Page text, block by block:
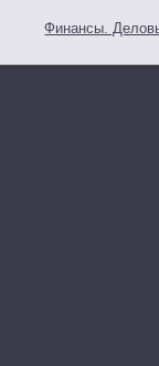
Финансы.